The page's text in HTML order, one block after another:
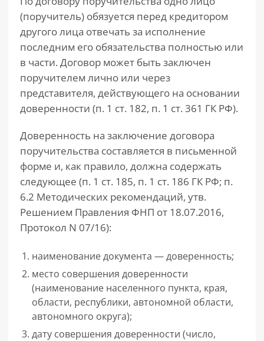
(поручитель) обязуется перед кредитором
другого лица отвечать за исполнение
последним его обязательства полностью или
в части. Договор может быть заключен
поручителем лично или через
представителя, действующего на основании
доверенности (п. 1 ст. 182, п. 1 ст. 361 ГК РФ).
Доверенность на заключение договора
поручительства составляется в письменной
форме и, как правило, должна содержать
следующее (п. 1 ст. 185, п. 1 ст. 186 ГК РФ; п.
6.2 Методических рекомендаций, утв.
Решением Правления ФНП от 18.07.2016,
Протокол N 07/16):
наименование документа — доверенность;
место совершения доверенности
(наименование населенного пункта, края,
области, республики, автономной области,
автономного округа);
дату совершения доверенности (число,